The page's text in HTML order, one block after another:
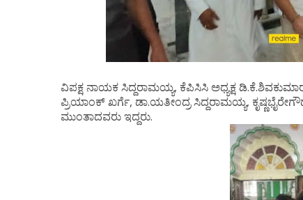
ವಿಪಕ್ಷ ನಾಯಕ ಸಿದ್ದರಾಮಯ್ಯ, ಕೆಪಿಸಿಸಿ ಅಧ್ಯಕ್ಷ
ಪ್ರಿಯಾಂಕ್ ಖರ್ಗೆ, ಡಾ.ಯತೀಂದ್ರ ಸಿದ್ದರಾಮಯ್ಯ,
ಮುಂತಾದವರು ಇದ್ದರು.